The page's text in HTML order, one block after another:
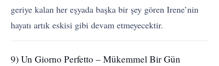
geriye kalan her eşyada başka bir şey gören Irene’nin
hayatı artık eskisi gibi devam etmeyecektir.
9) Un Giorno Perfetto – Mükemmel Bir Gün